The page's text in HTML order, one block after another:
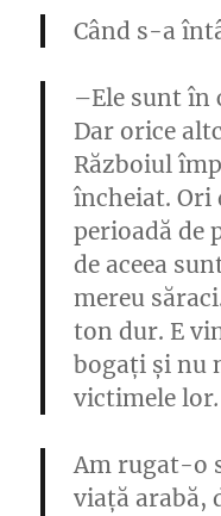
Când s-a
–Ele sunt în
Dar orice
Războiul
încheiat. Ori
perioadă de
de aceea
mereu
ton dur. E
bogați și nu
victimele lor.
Am rugat-o
viață arabă,